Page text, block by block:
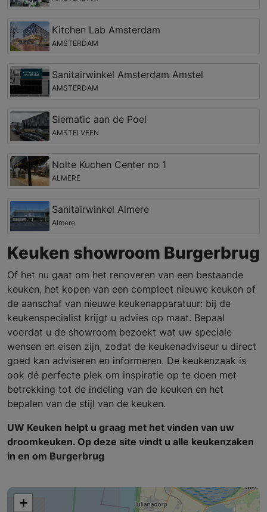
Kitchen Lab Amsterdam
AMSTERDAM
Sanitairwinkel Amsterdam Amstel
AMSTERDAM
Siematic aan de Poel
AMSTELVEEN
Nolte Kuchen Center no 1
ALMERE
Sanitairwinkel Almere
Almere
Keuken showroom Burgerbrug
Of het nu gaat om het renoveren van een bestaande
keuken, het kopen van een compleet nieuwe keuken of
de aanschaf van nieuwe keukenapparatuur: bij de
keukenspecialist krijgt u advies op maat. Bepaal
voordat u de showroom bezoekt wat uw speciale
wensen en eisen zijn, zodat de keukenadviseur u direct
goed kan adviseren en informeren. De keukenzaak is
ook dé perfecte plek om inspiratie op te doen met
betrekking tot de indeling van de keuken en het
bepalen van de stijl van de keuken.
UW Keuken helpt u graag met het vinden van uw
droomkeuken. Op deze site vindt u alle keukenzaken
in en om Burgerbrug
+